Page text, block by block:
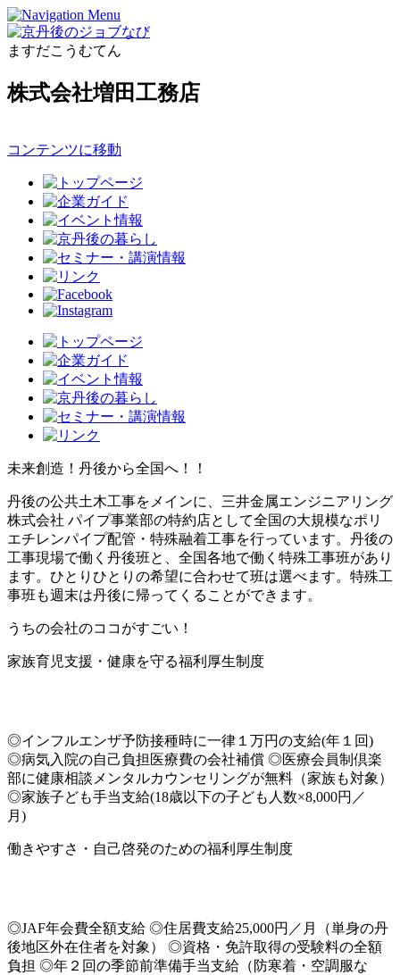
ますだこうむてん
株式会社増田工務店
コンテンツに移動
未来創造！丹後から全国へ！！
丹後の公共土木工事をメインに、三井金属エンジニアリング
株式会社 パイプ事業部の特約店として全国の大規模なポリ
エチレンパイプ配管・特殊融着工事を行っています。丹後の
工事現場で働く丹後班と、全国各地で働く特殊工事班があり
ます。ひとりひとりの希望に合わせて班は選べます。特殊工
事班も週末は丹後に帰ってくることができます。
うちの会社のココがすごい！
家族育児支援・健康を守る福利厚生制度
◎インフルエンザ予防接種時に一律１万円の支給(年１回)
◎病気入院の自己負担医療費の会社補償 ◎医療会員制倶楽
部に健康相談メンタルカウンセリングが無料（家族も対象）
◎家族子ども手当支給(18歳以下の子ども人数×8,000円／
月)
働きやすさ・自己啓発のための福利厚生制度
◎JAF年会費全額支給 ◎住居費支給25,000円／月（単身の丹
後地区外在住者を対象） ◎資格・免許取得の受験料の全額
負担 ◎年２回の季節前準備手当支給（防寒着・空調服な